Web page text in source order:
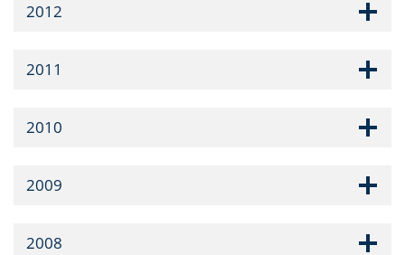
2012
2011
2010
2009
2008